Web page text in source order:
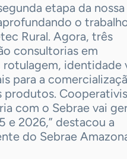
etapa da nossa
o
Rural. Agora, três
consultorias em
identidade
para a
produtos.
com o Sebrae vai
e 2026,” destacou a
do Sebrae